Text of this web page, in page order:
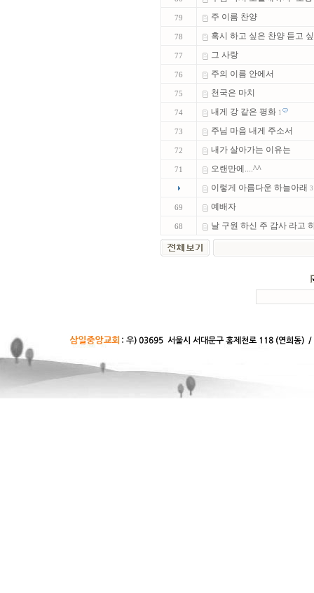
79 주 이름 찬양
78 혹시 하고 싶은 찬양 듣고
77 그 사랑
76 주의 이름 안에서
75 천국은 마치
74 내게 강 같은 평화 1
73 주님 마음 내게 주소서
72 내가 살아가는 이유는
71
오랜만에....^^
이렇게 아름다운 하늘아래 3
69 예배자
68 날 구원 하신 주 감사 라고